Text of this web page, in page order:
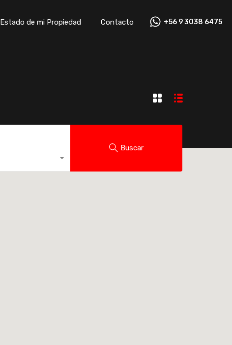
Estado de mi Propiedad Contacto +56 9 3038 6475
Estado de mi Propiedad Contacto +56 9 3038 6475
Buscar